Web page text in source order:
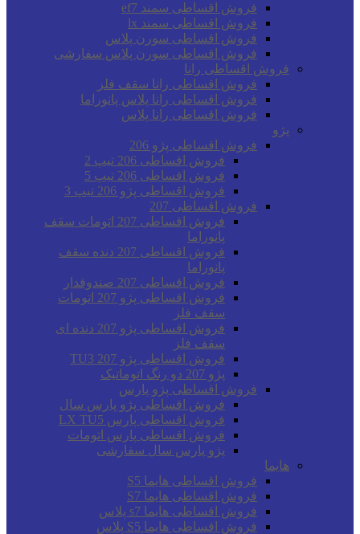
فروش اقساطی سمند ef7
فروش اقساطی سمند lx
فروش اقساطی سورن پلاس
فروش اقساطی سورن پلاس سفارشی
فروش اقساطی رانا
فروش اقساطی رانا سقف فلز
فروش اقساطی رانا پلاس پانوراما
فروش اقساطی رانا پلاس
پژو
فروش اقساطی پژو 206
فروش اقساطی 206 تیپ 2
فروش اقساطی 206 تیپ 5
فروش اقساطی پژو 206 تیپ 3
فروش اقساطی 207
فروش اقساطی 207 اتومات سقف
پانوراما
فروش اقساطی 207 دنده سقف
پانوراما
فروش اقساطی 207 صندوقدار
فروش اقساطی پژو 207 اتومات
سقف فلز
فروش اقساطی پژو 207 دنده ای
سقف فلز
فروش اقساطی پژو 207 TU3
پژو 207 دو رنگ اتوماتیک
فروش اقساطی پژو پارس
فروش اقساطی پژو پارس سال
فروش اقساطی پارس LX TU5
فروش اقساطی پارس اتومات
پژو پارس سال سفارشی
هایما
فروش اقساطی هایما S5
فروش اقساطی هایما S7
فروش اقساطی هایما s7 پلاس
فروش اقساطی هایما S5 پلاس